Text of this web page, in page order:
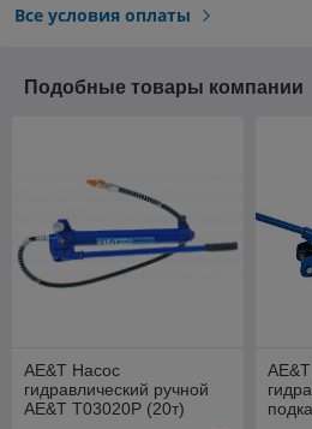
Все условия оплаты
Подобные товары компании
AE&T Насос
гидравлический ручной
AE&T T03020P (20т)